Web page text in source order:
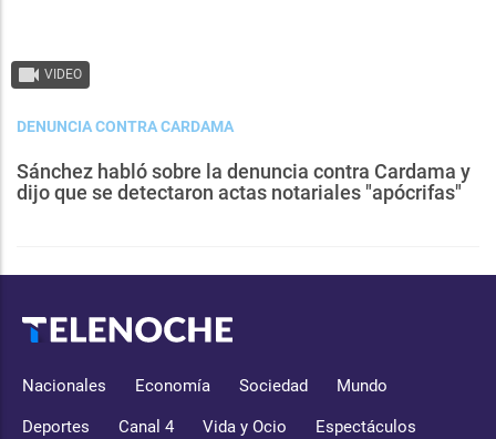
VIDEO
DENUNCIA CONTRA CARDAMA
Sánchez habló sobre la denuncia contra Cardama y
dijo que se detectaron actas notariales "apócrifas"
Nacionales Economía Sociedad Mundo
Deportes Canal 4 Vida y Ocio Espectáculos